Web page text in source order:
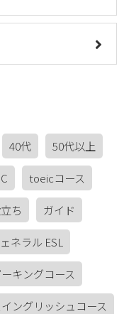
40代 50代以上
toeicコース
ち ガイド
ネラル ESL
キングコース
ングリッシュコース